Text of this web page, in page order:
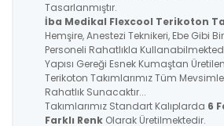
Tasarlanmıştır.
İba Medikal Flexcool Terikoton
Hemşire, Anestezi Teknikeri, Ebe Gibi
Personeli Rahatlıkla
Yapısı Gereği Esnek Kumaştan
Terikoton Takımlarımız Tüm
Rahatlık Sunacaktır...
Takımlarımız Standart Kalıplarda 6
Farklı Renk Olarak Üretilmektedir.